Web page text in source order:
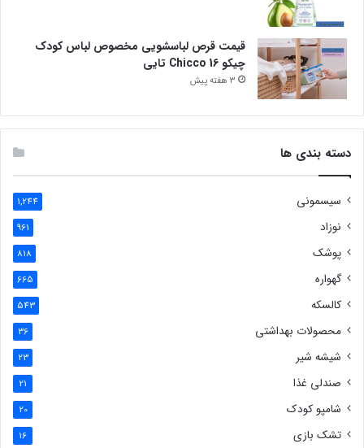
قیمت قرص لباسشویی مخصوص لباس کودک
چیکو Chicco 16 تایی
3 هفته پیش
دسته بندی ها
سیسمونی 1,244
نوزاد 961
پوشک 818
گهواره 665
کالسکه 543
محصولات بهداشتی 36
شیشه شیر 23
صندلی غذا 21
شامپو کودک 20
تشک بازی 16